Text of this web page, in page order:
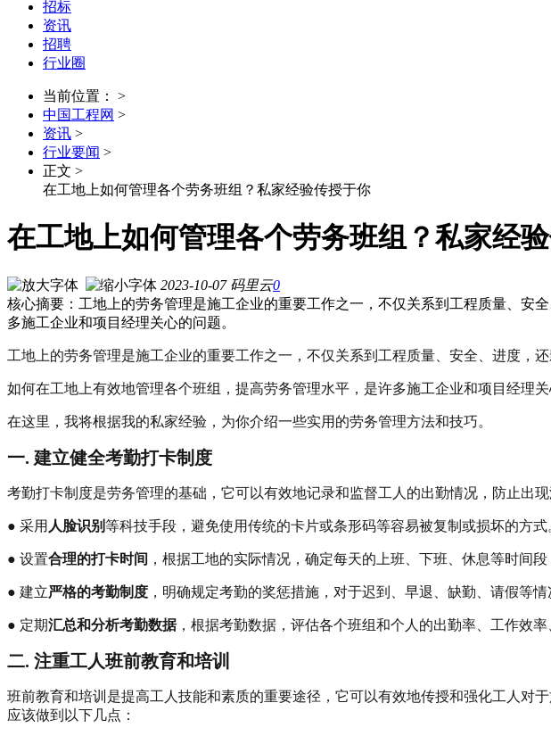
招标
资讯
招聘
行业圈
当前位置： >
中国工程网 >
资讯 >
行业要闻 >
正文 >
在工地上如何管理各个劳务班组？私家经验传授于你
在工地上如何管理各个劳务班组？私家经
2023-10-07 码里云0
核心摘要：工地上的劳务管理是施工企业的重要工作之一，不仅关系到工程质量、安
多施工企业和项目经理关心的问题。
工地上的劳务管理是施工企业的重要工作之一，不仅关系到工程质量、安全、进度，还
如何在工地上有效地管理各个班组，提高劳务管理水平，是许多施工企业和项目经理关
在这里，我将根据我的私家经验，为你介绍一些实用的劳务管理方法和技巧。
一. 建立健全考勤打卡制度
考勤打卡制度是劳务管理的基础，它可以有效地记录和监督工人的出勤情况，防止出
● 采用 人脸识别等科技手段，避免使用传统的卡片或条形码等容易被复制或损坏的方式
● 设置合理的打卡时间 ，根据工地的实际情况，确定每天的上班、下班、休息等时间
● 建立严格的考勤制度 ，明确规定考勤的奖惩措施，对于迟到、早退、缺勤、请假等
● 定期汇总和分析考勤数据，根据考勤数据，评估各个班组和个人的出勤率、工作效
二. 注重工人班前教育和培训
班前教育和培训是提高工人技能和素质的重要途径，它可以有效地传授和强化工人对
应该做到以下几点：